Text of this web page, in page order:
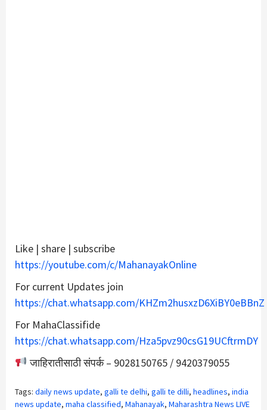
Like | share | subscribe
https://youtube.com/c/MahanayakOnline
For current Updates join
https://chat.whatsapp.com/KHZm2husxzD6XiBY0eBBnZ
For MahaClassifide
https://chat.whatsapp.com/Hza5pvz90csG19UCftrmDY
जाहिरातीसाठी संपर्क – 9028150765 / 9420379055
Tags: daily news update, galli te delhi, galli te dilli, headlines, india
news update, maha classified, Mahanayak, Maharashtra News LIVE